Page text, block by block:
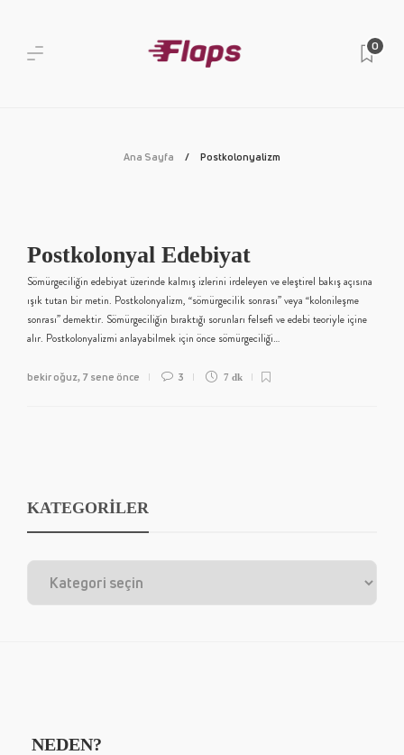
0
Ana Sayfa Postkolonyalizm
Postkolonyal Edebiyat
Sömürgeciliğin edebiyat üzerinde kalmış izlerini irdeleyen ve eleştirel bakış açısına
ışık tutan bir metin. Postkolonyalizm, “sömürgecilik sonrası” veya “kolonileşme
sonrası” demektir. Sömürgeciliğin bıraktığı sorunları felsefi ve edebi teoriyle içine
alır. Postkolonyalizmi anlayabilmek için önce sömürgeciliği…
bekir oğuz, 7 sene önce 3 7 dk
KATEGORİLER
NEDEN?